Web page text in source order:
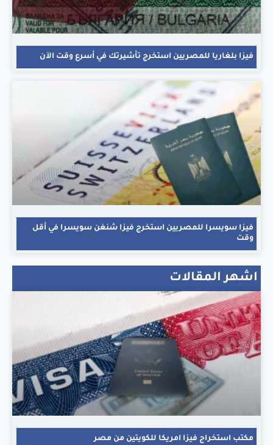
فيزا بلغاريا للمصريين استخرج تأشيرتك في أسرع وقت الآن
فيزا سويسرا للمصريين استخرج فيزا شنغن سويسرا في أقل
وقت
اشهر المقالات
مكتب استخراج فيزا امريكا للكويتين من مصر